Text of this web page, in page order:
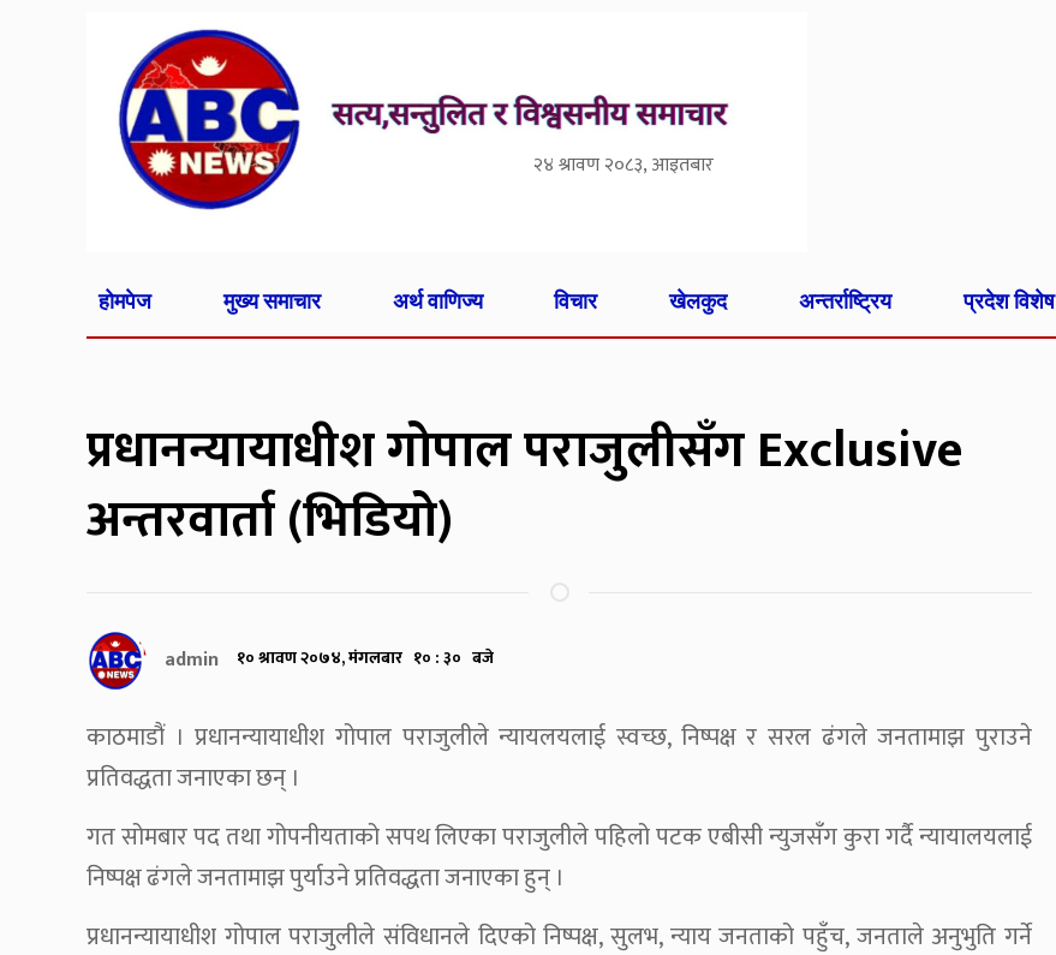
२४ श्रावण २०८३, आइतबार
होमपेज मुख्य समाचार अर्थ वाणिज्य विचार खेलकुद अन्तर्राष्ट्रिय प्रदेश विशेष
प्रधानन्यायाधीश गोपाल पराजुलीसँग Exclusive
अन्तरवार्ता (भिडियो)
admin १० श्रावण २०७४, मंगलबार १० : ३० बजे
काठमाडौं । प्रधानन्यायाधीश गोपाल पराजुलीले न्यायलयलाई स्वच्छ, निष्पक्ष र सरल ढंगले जनतामाझ पुराउने
प्रतिवद्धता जनाएका छन् ।
गत सोमबार पद तथा गोपनीयताको सपथ लिएका पराजुलीले पहिलो पटक एबीसी न्युजसँग कुरा गर्दै न्यायालयलाई
निष्पक्ष ढंगले जनतामाझ पुर्याउने प्रतिवद्धता जनाएका हुन् ।
प्रधानन्यायाधीश गोपाल पराजुलीले संविधानले दिएको निष्पक्ष, सुलभ, न्याय जनताको पहुँच, जनताले अनुभुति गर्ने